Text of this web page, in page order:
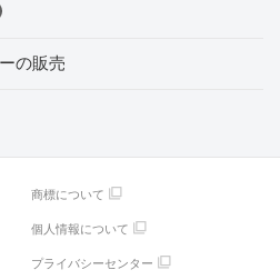
の販売
商標について
個人情報について
プライバシーセンター